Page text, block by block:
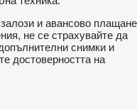
и авансово плащане
не се страхувайте да
снимки и
достоверността на